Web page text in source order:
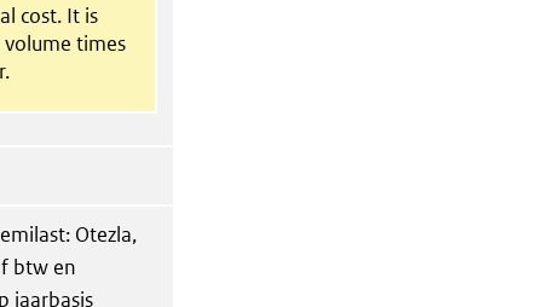
cost. It is
times
Otezla,
btw en
jaarbasis